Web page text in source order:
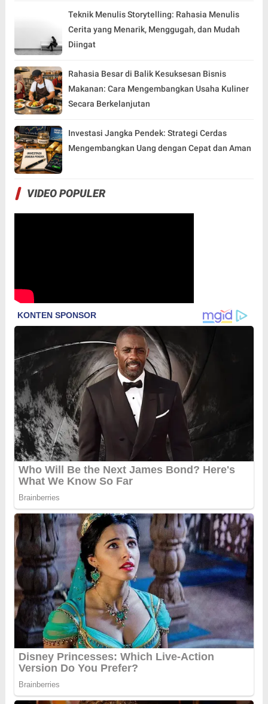
Teknik Menulis Storytelling: Rahasia Menulis
Cerita yang Menarik, Menggugah, dan Mudah
Diingat
Rahasia Besar di Balik Kesuksesan Bisnis
Makanan: Cara Mengembangkan Usaha Kuliner
Secara Berkelanjutan
Investasi Jangka Pendek: Strategi Cerdas
Mengembangkan Uang dengan Cepat dan Aman
VIDEO POPULER